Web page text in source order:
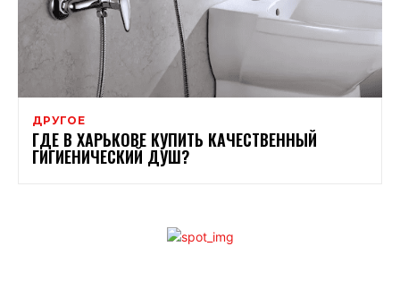
ДРУГОЕ
ГДЕ В ХАРЬКОВЕ КУПИТЬ КАЧЕСТВЕННЫЙ
ГИГИЕНИЧЕСКИЙ ДУШ?